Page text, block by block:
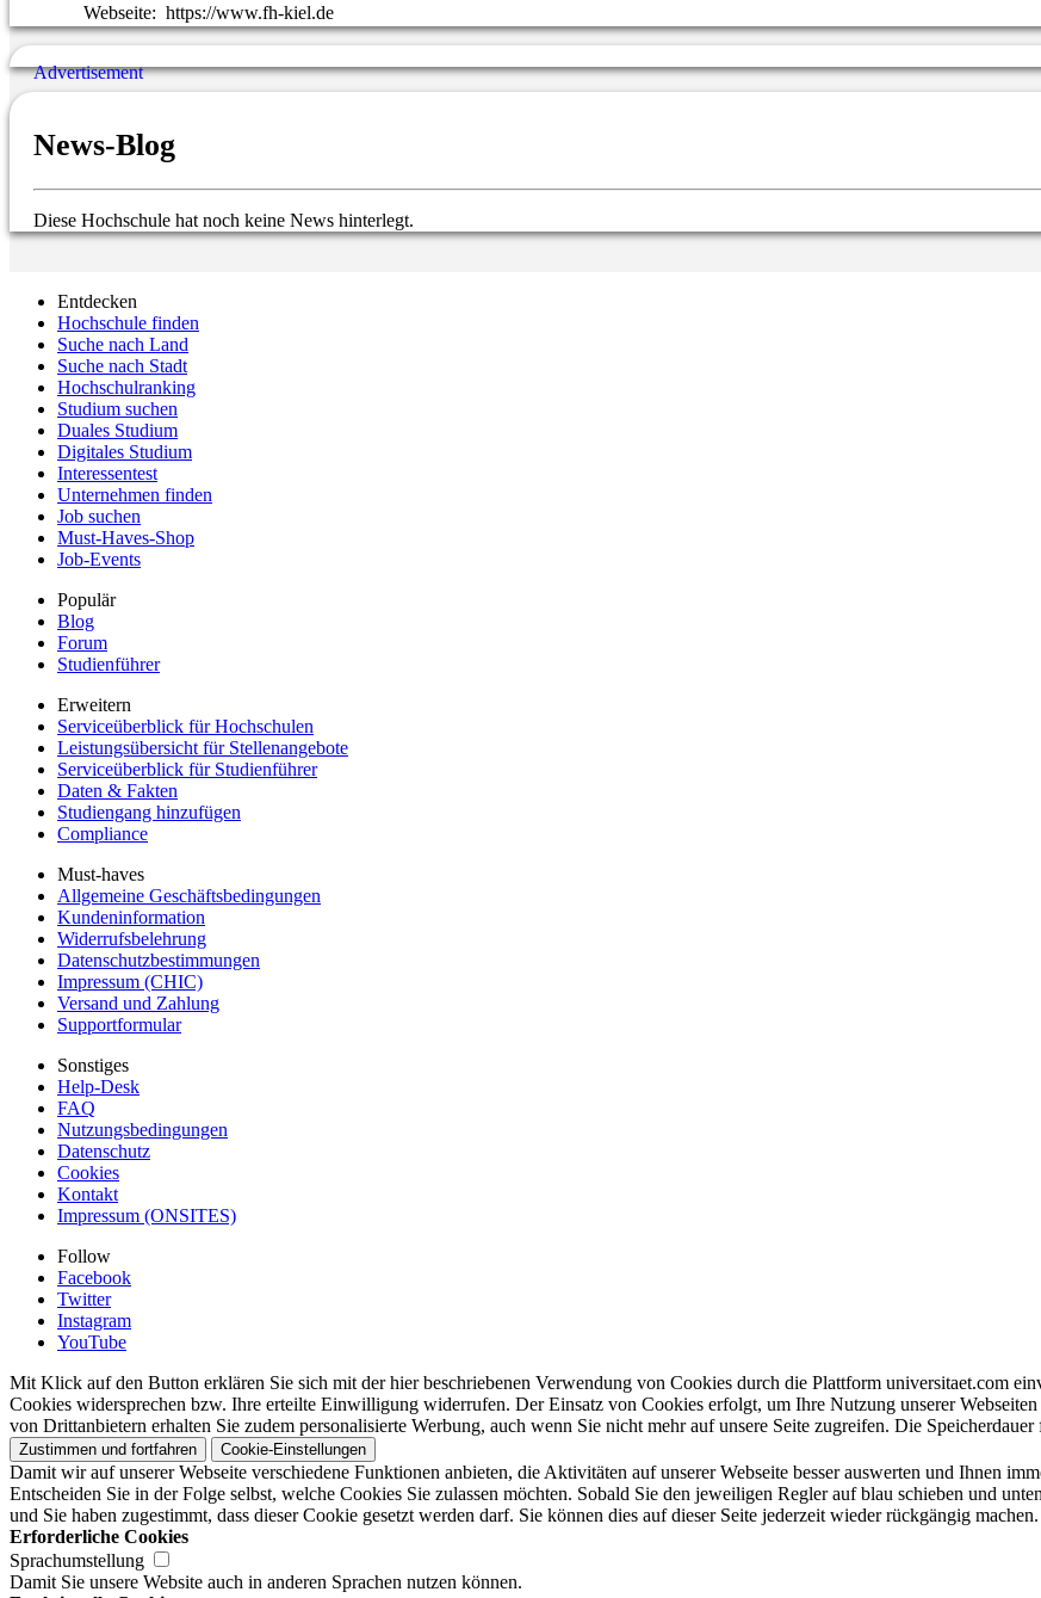
Webseite: https://www.fh-kiel.de
News-Blog
Diese Hochschule hat noch keine News hinterlegt.
Entdecken
Hochschule finden
Suche nach Land
Suche nach Stadt
Hochschulranking
Studium suchen
Duales Studium
Digitales Studium
Interessentest
Unternehmen finden
Job suchen
Must-Haves-Shop
Job-Events
Populär
Blog
Forum
Studienführer
Erweitern
Serviceüberblick für Hochschulen
Leistungsübersicht für Stellenangebote
Serviceüberblick für Studienführer
Daten & Fakten
Studiengang hinzufügen
Compliance
Must-haves
Allgemeine Geschäftsbedingungen
Kundeninformation
Widerrufsbelehrung
Datenschutzbestimmungen
Impressum (CHIC)
Versand und Zahlung
Supportformular
Sonstiges
Help-Desk
FAQ
Nutzungsbedingungen
Datenschutz
Cookies
Kontakt
Impressum (ONSITES)
Follow
Facebook
Twitter
Instagram
YouTube
Mit Klick auf den Button erklären Sie sich mit der hier beschriebenen Verwendung von Cookies durch die Plattform universitaet.com
Cookies widersprechen bzw. Ihre erteilte Einwilligung widerrufen. Der Einsatz von Cookies erfolgt, um Ihre Nutzung unserer
von Drittanbietern erhalten Sie zudem personalisierte Werbung, auch wenn Sie nicht mehr auf unsere Seite zugreifen. Die
Zustimmen und fortfahren Cookie-Einstellungen
Damit wir auf unserer Webseite verschiedene Funktionen anbieten, die Aktivitäten auf unserer Webseite besser auswerten und Ihnen
Entscheiden Sie in der Folge selbst, welche Cookies Sie zulassen möchten. Sobald Sie den jeweiligen Regler auf blau schieben und
und Sie haben zugestimmt, dass dieser Cookie gesetzt werden darf. Sie können dies auf dieser Seite jederzeit wieder rückgängig machen.
Erforderliche Cookies
Sprachumstellung
Damit Sie unsere Website auch in anderen Sprachen nutzen können.